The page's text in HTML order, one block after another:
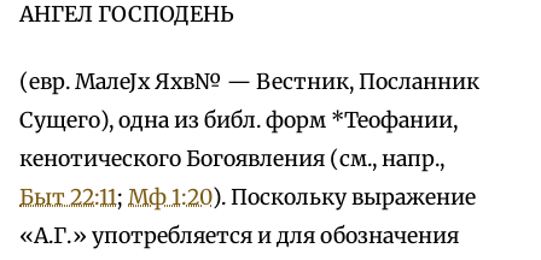
АНГЕЛ ГОСПОДЕНЬ
(евр. МалеЈх Яхв№ — Вестник, Посланник
Сущего), одна из библ. форм *Теофании,
кенотического Богоявления (см., напр.,
Быт 22:11; Мф 1:20). Поскольку выражение
«А.Г.» употребляется и для обозначения